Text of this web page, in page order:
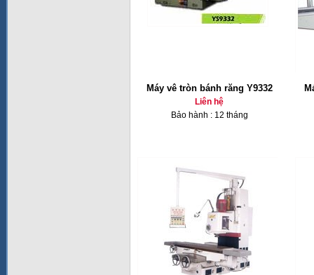
Máy vê tròn bánh răng Y9332
Liên hệ
Bảo hành : 12 tháng